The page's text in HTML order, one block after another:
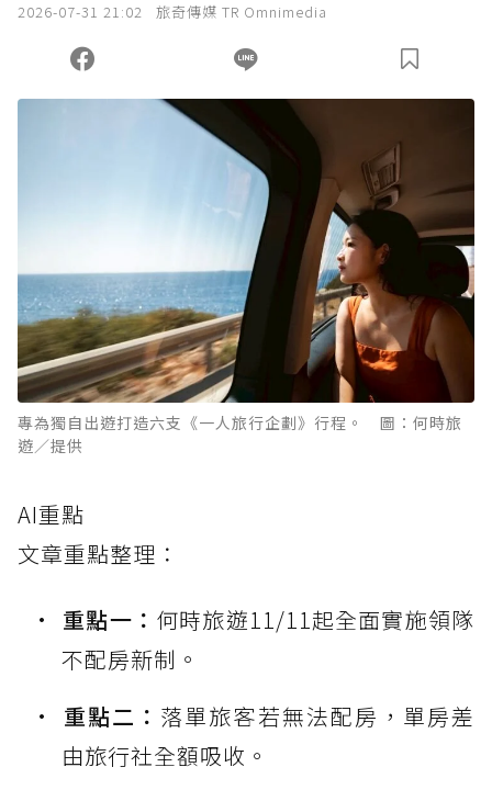
2026-07-31 21:02 旅奇傳媒 TR Omnimedia
專為獨自出遊打造六支《一人旅行企劃》行程。 圖：何時旅
遊／提供
AI重點
文章重點整理：
重點一： 何時旅遊11/11起全面實施領隊
不配房新制。
重點二： 落單旅客若無法配房，單房差
由旅行社全額吸收。